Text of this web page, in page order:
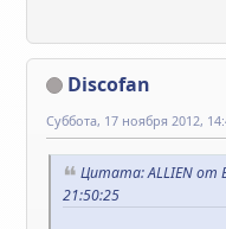
Discofan
Суббота, 17 ноября 2012,
Цитата: ALLIEN от
21:50:25